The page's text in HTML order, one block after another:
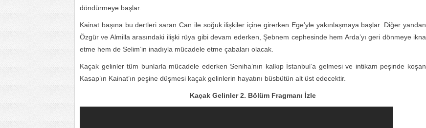
döndürmeye başlar.
Kainat başına bu dertleri saran Can ile soğuk ilişkiler içine girerken Ege’yle yakınlaşmaya başlar. Diğer yandan
Özgür ve Almilla arasındaki ilişki rüya gibi devam ederken, Şebnem cephesinde hem Arda’yı geri dönmeye ikna
etme hem de Selim’in inadıyla mücadele etme çabaları olacak.
Kaçak gelinler tüm bunlarla mücadele ederken Seniha’nın kalkıp İstanbul’a gelmesi ve intikam peşinde koşan
Kasap’ın Kainat’ın peşine düşmesi kaçak gelinlerin hayatını büsbütün alt üst edecektir.
Kaçak Gelinler 2. Bölüm Fragmanı İzle